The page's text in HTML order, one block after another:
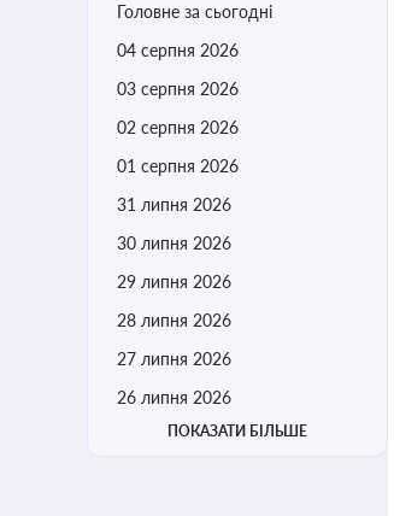
Головне за сьогодні
04 серпня 2026
03 серпня 2026
02 серпня 2026
01 серпня 2026
31 липня 2026
30 липня 2026
29 липня 2026
28 липня 2026
27 липня 2026
26 липня 2026
ПОКАЗАТИ БІЛЬШЕ